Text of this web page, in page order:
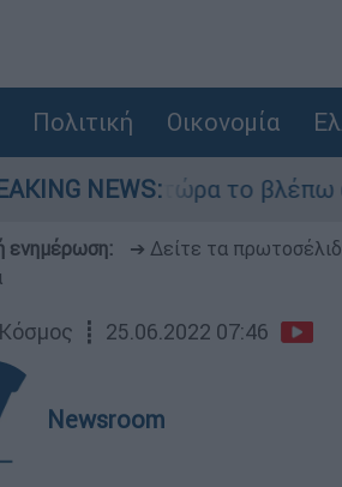
Πολιτική Οικονομία
NEWS:
τώρα το βλέπω ως
ενημέρωση: ➔ Δείτε τα
Κόσμος ┋ 25.06.2022 07:46
Newsroom